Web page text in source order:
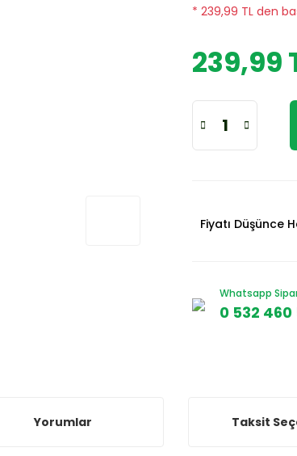
* 239,99 TL den
239,99
Fiyatı Düşünce
Whatsapp
0 532 460
Yorumlar Taksit